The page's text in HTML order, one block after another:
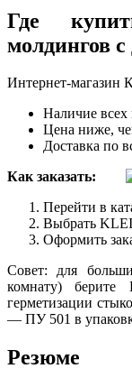
Где
молдингов с
Интернет-магазин
Наличие всех
Цена ниже,
Доставка по
Как заказать:
Перейти в
Выбрать
Оформить
Совет: для
комнату)
герметизации
— ПУ 501 в
Резюме